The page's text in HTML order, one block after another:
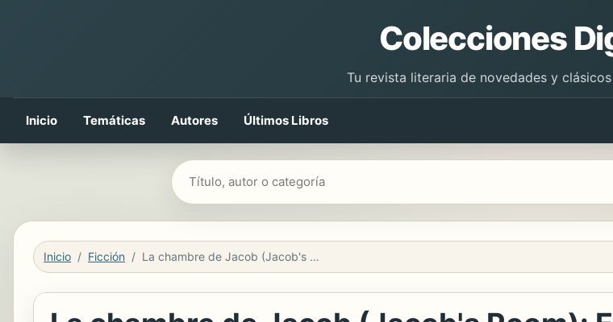
Colecciones
Tu revista literaria de novedades y clásicos
Inicio Temáticas Autores Últimos Libros
Buscar libros
Inicio Ficción La chambre de Jacob (Jacob's Room): Edition française